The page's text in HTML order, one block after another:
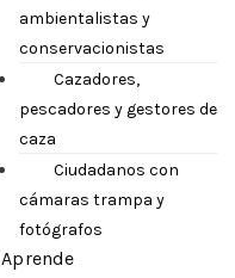
ambientalistas y
conservacionistas
Cazadores,
pescadores y gestores de
caza
Ciudadanos con
cámaras trampa y
fotógrafos
Aprende